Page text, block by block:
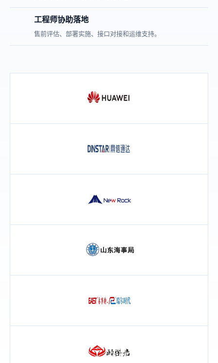
工程师协助落地
售前评估、部署实施、接口对接和运维支持。